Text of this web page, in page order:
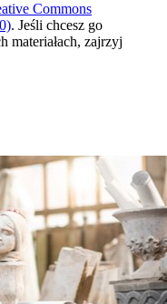
Commons
. Jeśli chcesz go
materiałach, zajrzyj